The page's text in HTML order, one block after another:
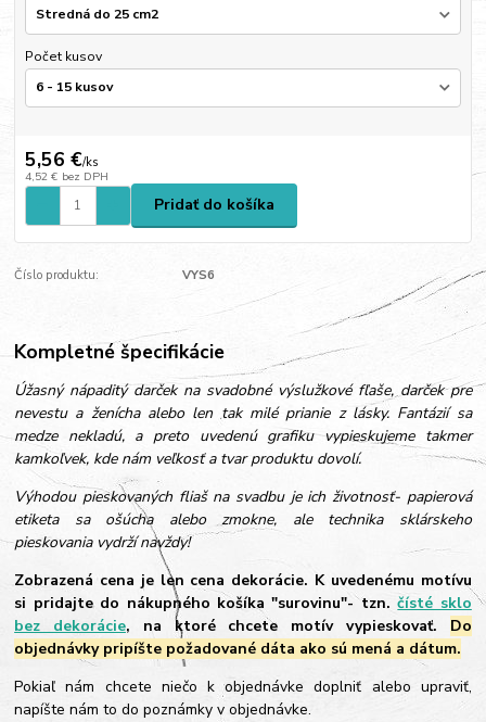
Počet kusov
5,56 €/ks
4,52 € bez DPH
Pridať do košíka
Číslo produktu: VYS6
Kompletné špecifikácie
Úžasný nápaditý darček na svadobné výslužkové fľaše, darček pre
nevestu a ženícha alebo len tak milé prianie z lásky. Fantázií sa
medze nekladú, a preto uvedenú grafiku vypieskujeme takmer
kamkoľvek, kde nám veľkosť a tvar produktu dovolí.
Výhodou pieskovaných fliaš na svadbu je ich životnosť- papierová
etiketa sa ošúcha alebo zmokne, ale technika sklárskeho
pieskovania vydrží navždy!
Zobrazená cena je len cena dekorácie. K uvedenému motívu
si pridajte do nákupného košíka "surovinu"- tzn.čísté sklo
bez dekorácie, na ktoré chcete motív vypieskovať. Do
objednávky pripíšte požadované dáta ako sú mená a dátum.
Pokiaľ nám chcete niečo k objednávke doplniť alebo upraviť,
napíšte nám to do poznámky v objednávke.